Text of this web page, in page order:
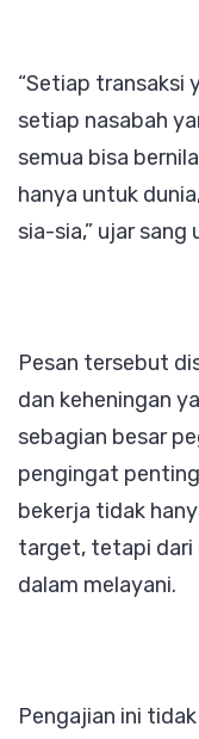
“Setiap transaksi
setiap nasabah
semua bisa
hanya untuk
sia-sia,” ujar sang
Pesan tersebut
dan keheningan
sebagian besar
pengingat
bekerja tidak
target, tetapi dari
dalam melayani.
Pengajian ini